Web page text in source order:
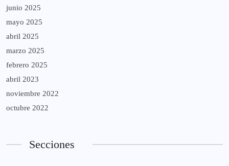
junio 2025
mayo 2025
abril 2025
marzo 2025
febrero 2025
abril 2023
noviembre 2022
octubre 2022
Secciones